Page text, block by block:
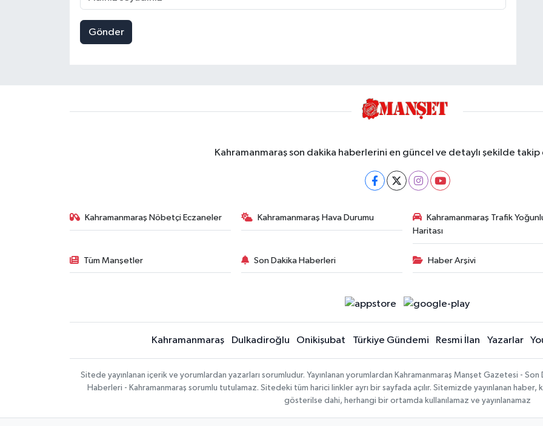
Gönder
Kahramanmaraş son dakika haberlerini en güncel ve detaylı şekilde
Kahramanmaraş Nöbetçi Eczaneler Kahramanmaraş Hava Durumu
Kahramanmaraş Trafik
Haritası
Tüm Manşetler Son Dakika Haberleri Haber Arşivi
Kahramanmaraş Dulkadiroğlu Onikişubat Türkiye Gündemi Resmi İlan Yazarlar
Sitede yayınlanan içerik ve yorumlardan yazarları sorumludur. Yayınlanan yorumlardan Kahramanmaraş Manşet Gazetesi -
Haberleri - Kahramanmaraş sorumlu tutulamaz. Sitedeki tüm harici linkler ayrı bir sayfada açılır. Sitemizde yayınlanan haber,
gösterilse dahi, herhangi bir ortamda kullanılamaz ve yayınlanamaz